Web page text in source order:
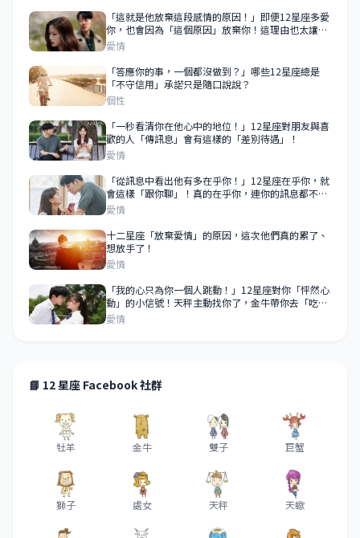
「這就是他放棄這段感情的原因！」即便12星座多愛
你，也會因為「這個原因」放棄你！這理由也太讓人
傻眼了吧！
愛情
「答應你的事，一個都沒做到？」哪些12星座總是
「不守信用」承諾只是隨口說說？
個性
「一秒看清你在他心中的地位！」12星座對朋友與喜
歡的人「傳訊息」會有這樣的「差別待遇」！
愛情
「從訊息中看出他有多在乎你！」12星座在乎你，就
會這樣「跟你聊」！真的在乎你，連你的訊息都不會
敷衍！
愛情
十二星座「放棄愛情」的原因，這次他們真的累了、
想放手了！
愛情
「我的心只為你一個人跳動！」12星座對你「怦然心
動」的小信號！天秤主動找你了，金牛帶你去「吃好
吃的」！
愛情
📘 12 星座 Facebook 社群
牡羊 金牛 雙子 巨蟹
獅子 處女 天秤 天蠍